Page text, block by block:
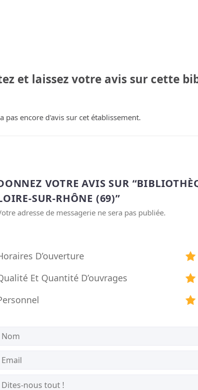
et laissez votre avis sur cette
pas encore d'avis sur cet établissement.
VOTRE AVIS SUR
SUR-RHÔNE (69)”
adresse de messagerie ne sera pas publiée.
D’ouverture
Et Quantité D’ouvrages